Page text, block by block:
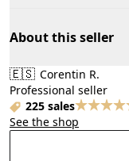
About this seller
🇪🇸 Corentin R.
Professional seller
225 sales
See the shop